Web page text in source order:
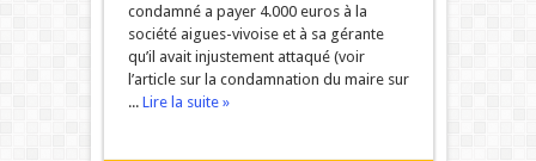
condamné a payer 4.000 euros à la
société aigues-vivoise et à sa gérante
qu’il avait injustement attaqué (voir
l’article sur la condamnation du maire sur
... Lire la suite »